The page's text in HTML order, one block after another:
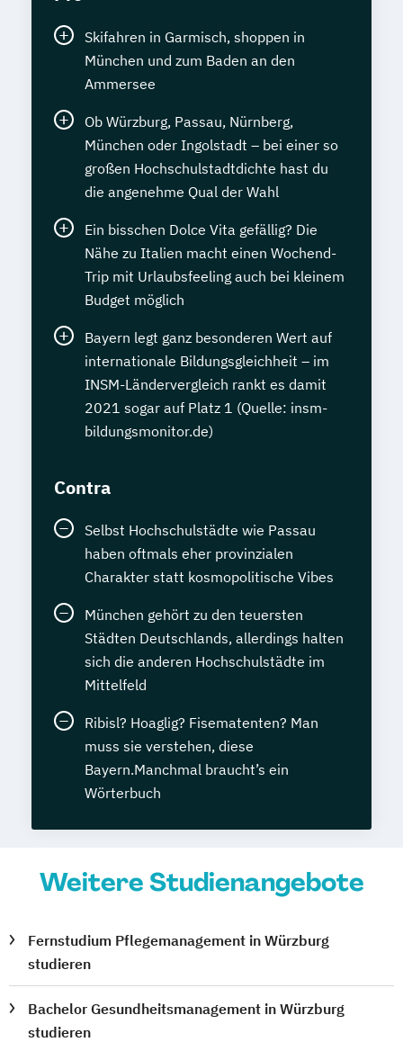
Skifahren in Garmisch, shoppen in
München und zum Baden an den
Ammersee
Ob Würzburg, Passau, Nürnberg,
München oder Ingolstadt – bei einer so
großen Hochschulstadtdichte hast du
die angenehme Qual der Wahl
Ein bisschen Dolce Vita gefällig? Die
Nähe zu Italien macht einen Wochend-
Trip mit Urlaubsfeeling auch bei kleinem
Budget möglich
Bayern legt ganz besonderen Wert auf
internationale Bildungsgleichheit – im
INSM-Ländervergleich rankt es damit
2021 sogar auf Platz 1 (Quelle: insm-
bildungsmonitor.de)
Contra
Selbst Hochschulstädte wie Passau
haben oftmals eher provinzialen
Charakter statt kosmopolitische Vibes
München gehört zu den teuersten
Städten Deutschlands, allerdings halten
sich die anderen Hochschulstädte im
Mittelfeld
Ribisl? Hoaglig? Fisematenten? Man
muss sie verstehen, diese
Bayern.Manchmal braucht’s ein
Wörterbuch
Weitere Studienangebote
Fernstudium Pflegemanagement in Würzburg
studieren
Bachelor Gesundheitsmanagement in Würzburg
studieren